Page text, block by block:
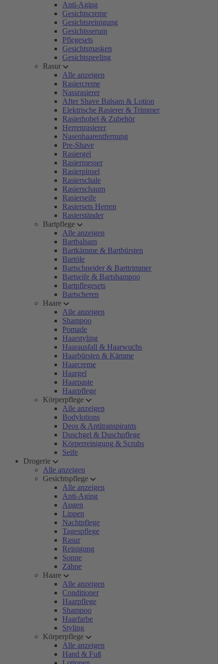
Anti-Aging
Gesichtscreme
Gesichtsreinigung
Gesichtsserum
Pflegesets
Gesichtsmasken
Gesichtspeeling
Rasur
Alle anzeigen
Rasiercreme
Nassrasierer
After Shave Balsam & Lotion
Elektrische Rasierer & Trimmer
Rasierhobel & Zubehör
Herrenrasierer
Nasenhaarentfernung
Pre-Shave
Rasiergel
Rasiermesser
Rasierpinsel
Rasierschale
Rasierschaum
Rasierseife
Rasiersets Herren
Rasierständer
Bartpflege
Alle anzeigen
Bartbalsam
Bartkämme & Bartbürsten
Bartöle
Bartschneider & Barttrimmer
Bartseife & Bartshampoo
Bartpflegesets
Bartscheren
Haare
Alle anzeigen
Shampoo
Pomade
Haarstyling
Haarausfall & Haarwuchs
Haarbürsten & Kämme
Haarcreme
Haargel
Haarpaste
Haarpflege
Körperpflege
Alle anzeigen
Bodylotions
Deos & Antitranspirants
Duschgel & Duschpflege
Körperreinigung & Scrubs
Seife
Drogerie
Alle anzeigen
Gesichtspflege
Alle anzeigen
Anti-Aging
Augen
Lippen
Nachtpflege
Tagespflege
Rasur
Reinigung
Sonne
Zähne
Haare
Alle anzeigen
Conditioner
Haarpflege
Shampoo
Haarfarbe
Styling
Körperpflege
Alle anzeigen
Hand & Fuß